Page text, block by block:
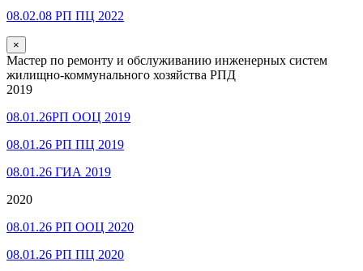
08.02.08 РП ПЦ 2022
×
Мастер по ремонту и обслуживанию инженерных систем
жилищно-коммунального хозяйства РПД
2019
08.01.26РП ООЦ 2019
08.01.26 РП ПЦ 2019
08.01.26 ГИА 2019
2020
08.01.26 РП ООЦ 2020
08.01.26 РП ПЦ 2020